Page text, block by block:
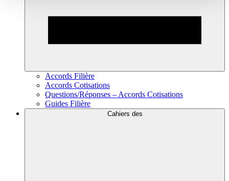
Accords Filière
Accords Cotisations
Questions/Réponses – Accords Cotisations
Guides Filière
Cahiers des